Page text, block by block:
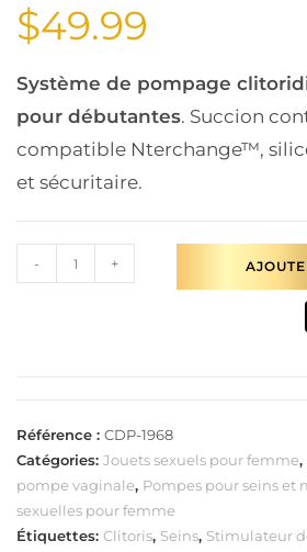
$49.99
Système de pompage
pour débutantes. Succion
compatible Nterchange™,
et sécuritaire.
- +
Référence : CDP-1968
Catégories: Jouets sexuels pour femme,
pompe vaginale, Pompes pour seins et
sexuelles pour femme
Étiquettes: Clitoris, Seins, Stimulateur